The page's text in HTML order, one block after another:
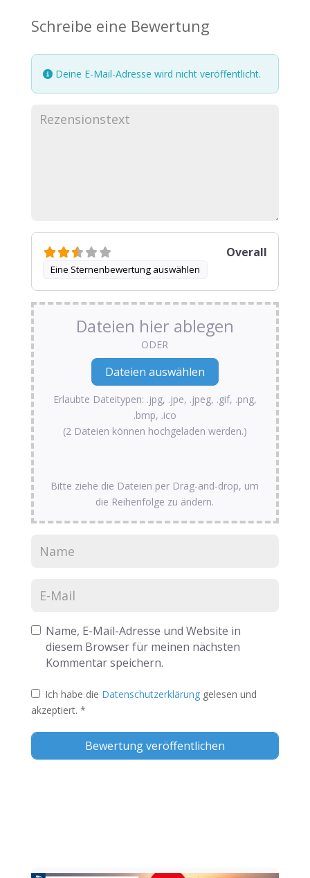
Schreibe eine Bewertung
Deine E-Mail-Adresse wird nicht veröffentlicht.
Eine Sternenbewertung auswählen
Overall
Dateien hier ablegen
ODER
Erlaubte Dateitypen: .jpg, .jpe, .jpeg, .gif, .png,
.bmp, .ico
(2 Dateien können hochgeladen werden.)
Bitte ziehe die Dateien per Drag-and-drop, um
die Reihenfolge zu ändern.
Name, E-Mail-Adresse und Website in
diesem Browser für meinen nächsten
Kommentar speichern.
Ich habe die Datenschutzerklärung gelesen und
akzeptiert. *